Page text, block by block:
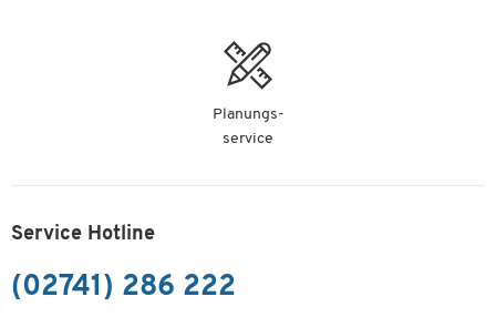
Planungs-
service
Service Hotline
(02741) 286 222